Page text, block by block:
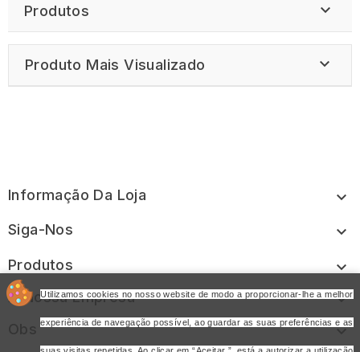
Produtos 
Produto Mais Visualizado 
Informação Da Loja 
Siga-Nos 
Produtos 
A Nossa Empresa 

Utilizamos cookies no nosso website de modo a proporcionar-lhe a melhor
experiência de navegação possível, ao guardar as suas preferências e as